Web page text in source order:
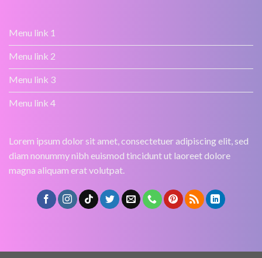
Menu link 1
Menu link 2
Menu link 3
Menu link 4
Lorem ipsum dolor sit amet, consectetuer adipiscing elit, sed
diam nonummy nibh euismod tincidunt ut laoreet dolore
magna aliquam erat volutpat.